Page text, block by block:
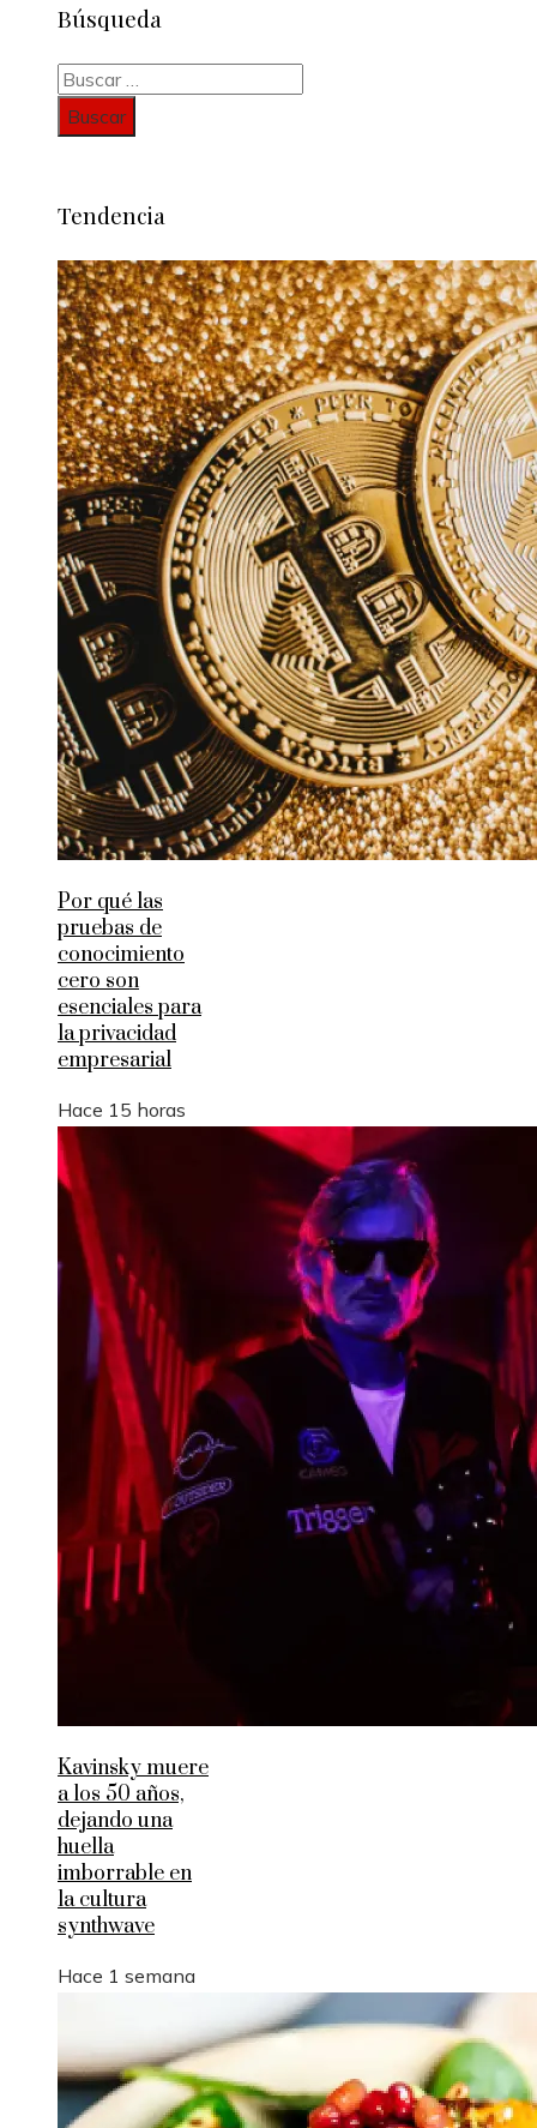
Búsqueda
Buscar:
Tendencia
Por qué las
pruebas de
conocimiento
cero son
esenciales para
la privacidad
empresarial
Hace 15 horas
Kavinsky muere
a los 50 años,
dejando una
huella
imborrable en
la cultura
synthwave
Hace 1 semana